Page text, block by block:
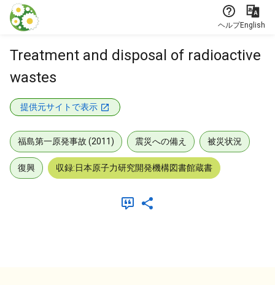
本文に飛ぶ
ヘルプEnglish
Treatment and disposal of radioactive
wastes
提供元サイトで表示
福島第一原発事故 (2011) 震災への備え 被災状況
復興 収録:日本原子力研究開発機構図書館蔵書